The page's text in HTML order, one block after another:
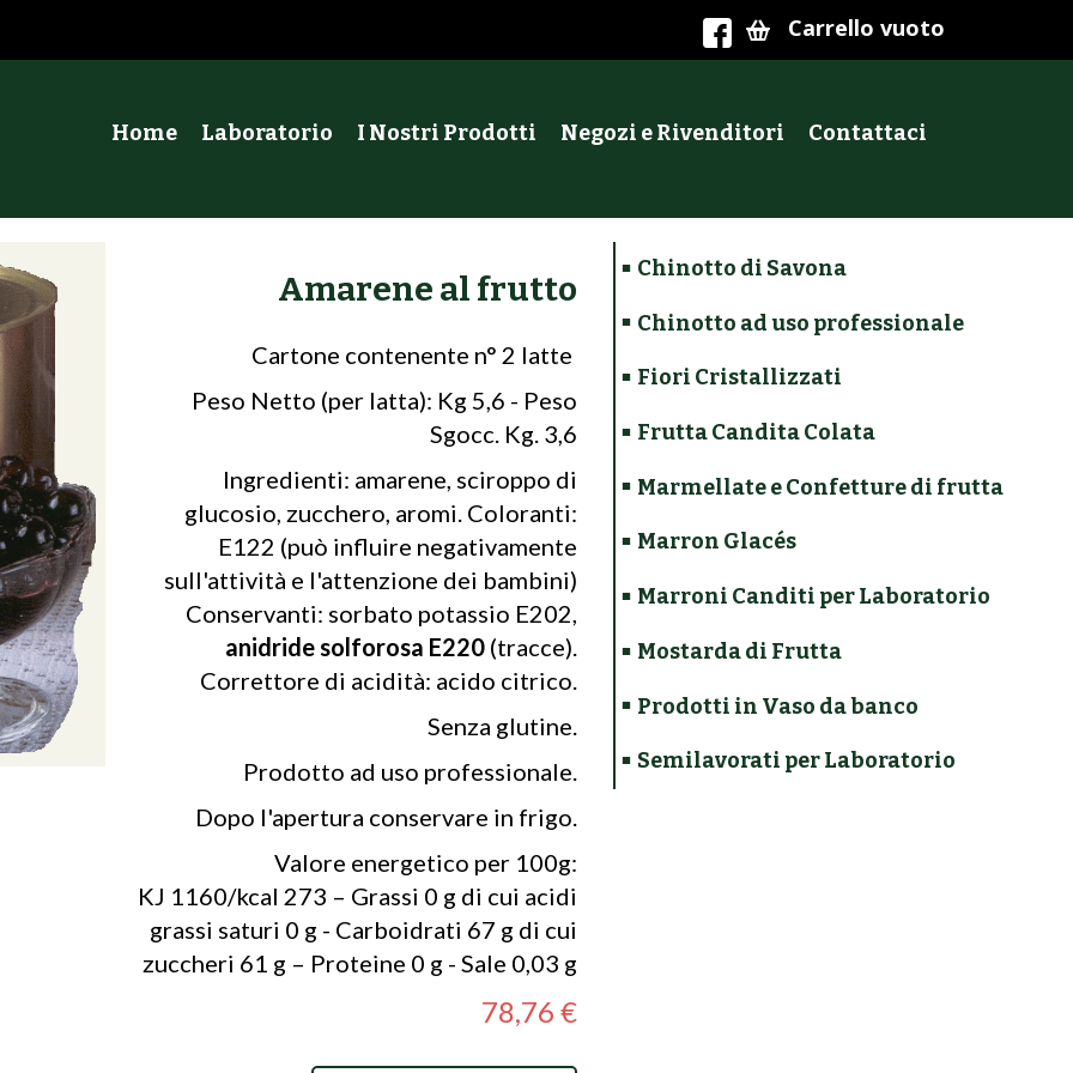
Carrello vuoto
Home Laboratorio I Nostri Prodotti Negozi e Rivenditori Contattaci
Amarene al frutto
Cartone contenente n° 2 latte
Peso Netto (per latta): Kg 5,6 - Peso
Sgocc. Kg. 3,6
Ingredienti: amarene, sciroppo di
glucosio, zucchero, aromi. Coloranti:
E122 (può influire negativamente
sull'attività e l'attenzione dei bambini)
Conservanti: sorbato potassio E202,
anidride solforosa E220(tracce).
Correttore di acidità: acido citrico.
Senza glutine.
Prodotto ad uso professionale.
Dopo l'apertura conservare in frigo.
Valore energetico per 100g:
KJ 1160/kcal 273 – Grassi 0 g di cui acidi
grassi saturi 0 g - Carboidrati 67 g di cui
zuccheri 61 g – Proteine 0 g - Sale 0,03 g
78,76 €
Chinotto di Savona
Chinotto ad uso professionale
Fiori Cristallizzati
Frutta Candita Colata
Marmellate e Confetture di frutta
Marron Glacés
Marroni Canditi per Laboratorio
Mostarda di Frutta
Prodotti in Vaso da banco
Semilavorati per Laboratorio